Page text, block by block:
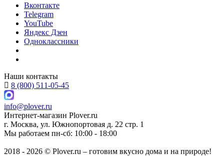
Вконтакте
Telegram
YouTube
Яндекс Дзен
Одноклассники
Наши контакты
8 (800) 511-05-45
info@plover.ru
Интернет-магазин Plover.ru
г. Москва, ул. Южнопортовая д. 22 стр. 1
Мы работаем пн-сб: 10:00 - 18:00
2018 - 2026 © Plover.ru – готовим вкусно дома и на природе!